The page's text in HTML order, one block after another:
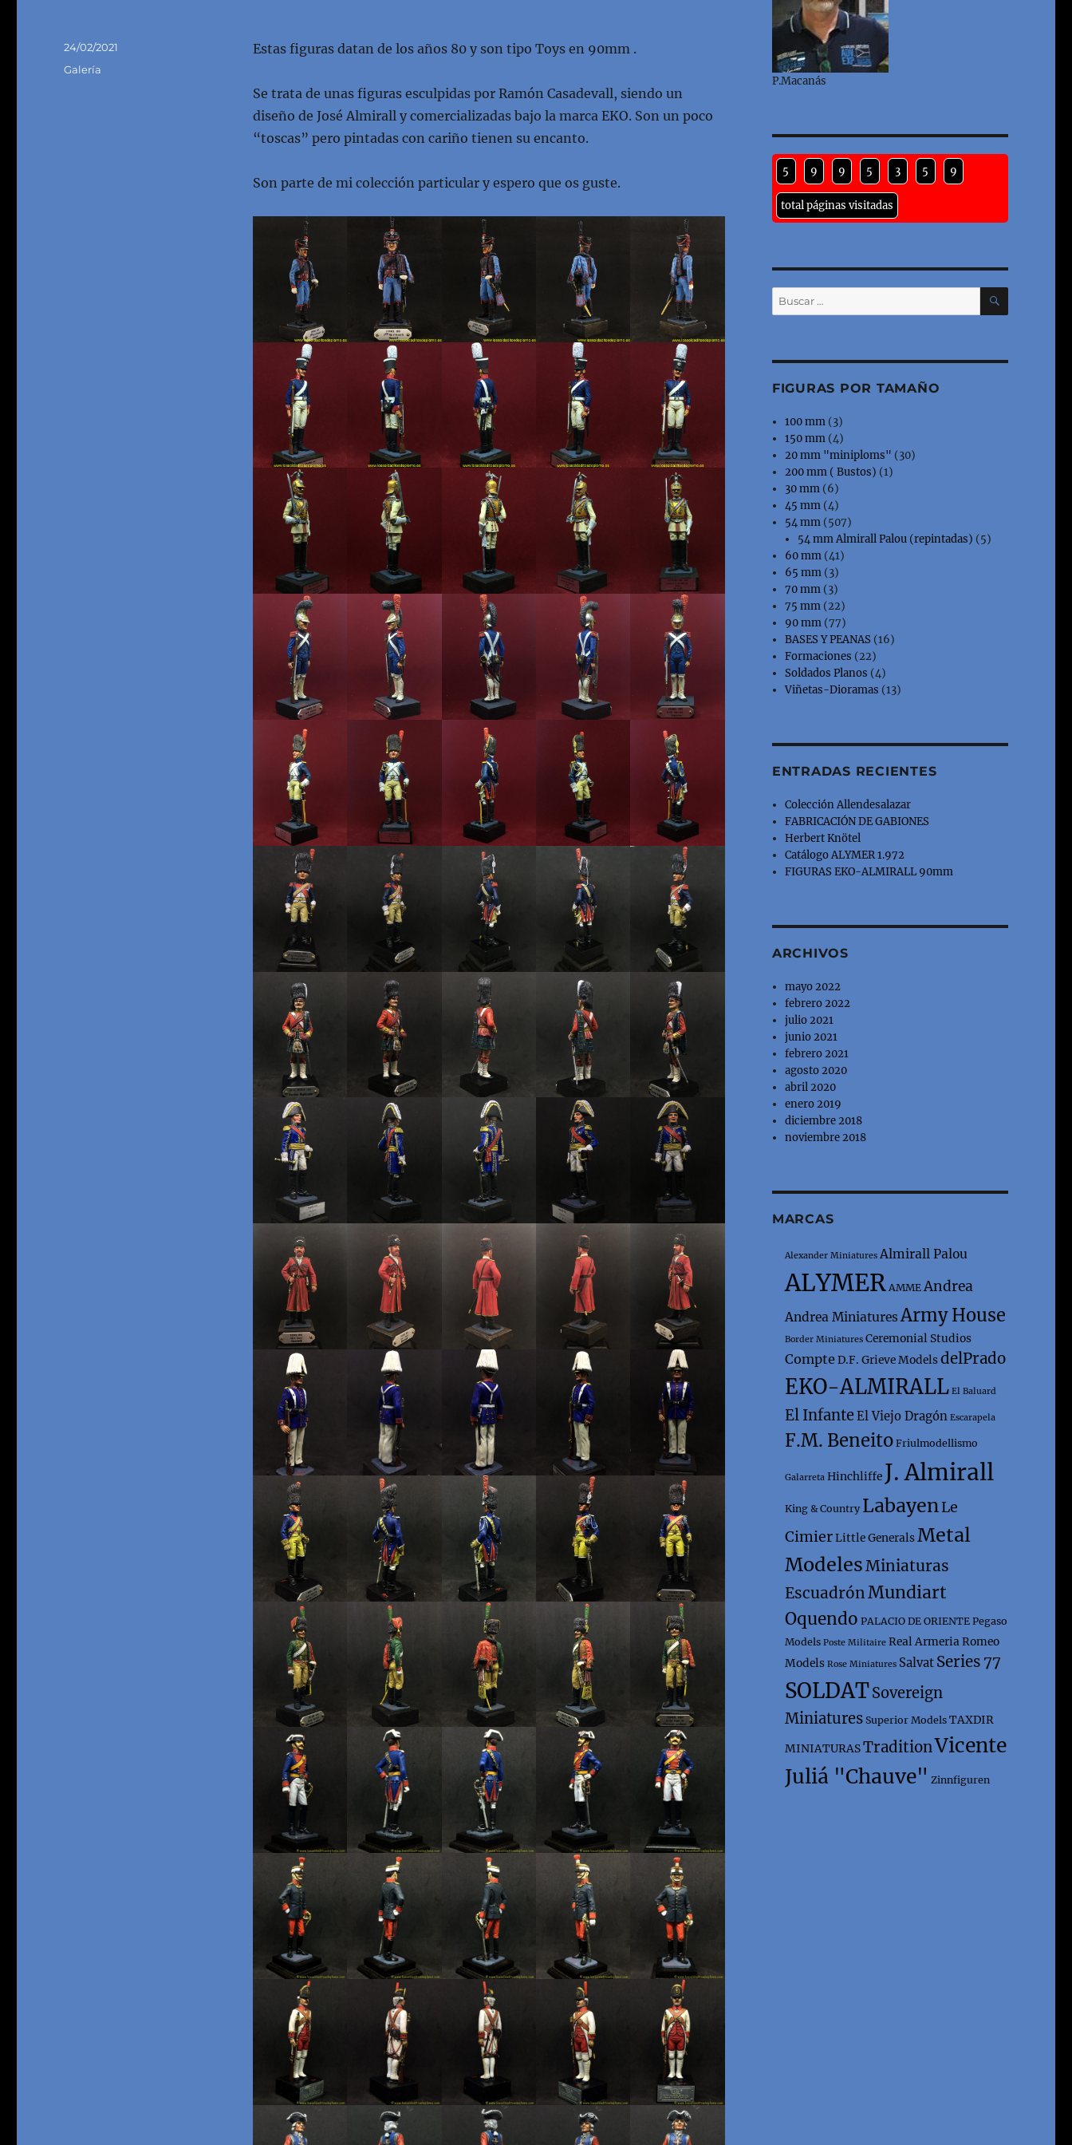
Estas figuras datan de los años 80 y son tipo Toys en 90mm .
Se trata de unas figuras esculpidas por Ramón Casadevall, siendo un
diseño de José Almirall y comercializadas bajo la marca EKO. Son un poco
“toscas” pero pintadas con cariño tienen su encanto.
Son parte de mi colección particular y espero que os guste.
Publicado
el
24/02/2021
Formato
Galería
P.Macanás
5 9 9 5 3 5 9
total páginas visitadas
Buscar
por:
BUSCAR
FIGURAS POR TAMAÑO
100 mm (3)
150 mm (4)
20 mm "miniploms" (30)
200 mm ( Bustos) (1)
30 mm (6)
45 mm (4)
54 mm (507)
54 mm Almirall Palou (repintadas) (5)
60 mm (41)
65 mm (3)
70 mm (3)
75 mm (22)
90 mm (77)
BASES Y PEANAS (16)
Formaciones (22)
Soldados Planos (4)
Viñetas-Dioramas (13)
ENTRADAS RECIENTES
Colección Allendesalazar
FABRICACIÓN DE GABIONES
Herbert Knötel
Catálogo ALYMER 1.972
FIGURAS EKO-ALMIRALL 90mm
ARCHIVOS
mayo 2022
febrero 2022
julio 2021
junio 2021
febrero 2021
agosto 2020
abril 2020
enero 2019
diciembre 2018
noviembre 2018
MARCAS
Alexander Miniatures Almirall Palou
ALYMER AMME Andrea
Andrea MiniaturesArmy House
Border Miniatures Ceremonial Studios
CompteD.F. Grieve ModelsdelPrado
EKO-ALMIRALL El Baluard
El InfanteEl Viejo Dragón Escarapela
F.M. Beneito Friulmodellismo
Galarreta Hinchliffe J. Almirall
King & Country LabayenLe
CimierLittle GeneralsMetal
Modeles Miniaturas
Escuadrón Mundiart
Oquendo PALACIO DE ORIENTE Pegaso
Models Poste Militaire Real ArmeriaRomeo
Models Rose Miniatures Salvat Series 77
SOLDATSovereign
Miniatures Superior Models TAXDIR
MINIATURASTraditionVicente
Juliá "Chauve" Zinnfiguren